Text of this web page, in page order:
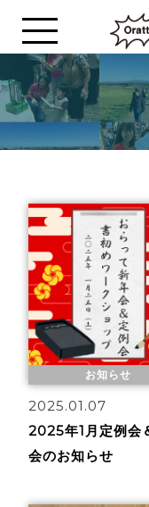
お知らせ
2025.01.07
2025年1月定例会
会のお知らせ